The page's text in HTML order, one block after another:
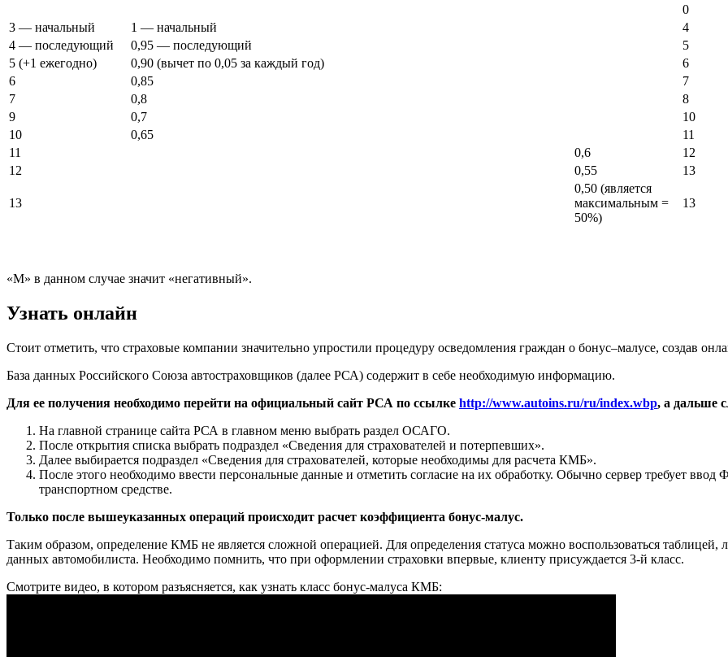
0
3 — начальный
1 — начальный
4
4 — последующий
0,95 — последующий
5
5 (+1 ежегодно)
0,90 (вычет по 0,05 за каждый год)
6
6
0,85
7
7
0,8
8
9
0,7
10
10
0,65
11
11
0,6
12
12
0,55 13
13
0,50 (является
максимальным =
50%)
13
«М» в данном случае значит «негативный».
Узнать онлайн
Стоит отметить, что страховые компании значительно упростили процедуру осведомления граждан о бонус–малусе, создав
База данных Российского Союза автостраховщиков (далее РСА) содержит в себе необходимую информацию.
Для ее получения необходимо перейти на официальный сайт РСА по ссылке http://www.autoins.ru/ru/index.wbp, а дальше
На главной странице сайта РСА в главном меню выбрать раздел ОСАГО.
После открытия списка выбрать подраздел «Сведения для страхователей и потерпевших».
Далее выбирается подраздел «Сведения для страхователей, которые необходимы для расчета КМБ».
После этого необходимо ввести персональные данные и отметить согласие на их обработку. Обычно сервер требует
транспортном средстве.
Только после вышеуказанных операций происходит расчет коэффициента бонус-малус.
Таким образом, определение КМБ не является сложной операцией. Для определения статуса можно воспользоваться
данных автомобилиста. Необходимо помнить, что при оформлении страховки впервые, клиенту присуждается 3-й класс.
Смотрите видео, в котором разъясняется, как узнать класс бонус-малуса КМБ: